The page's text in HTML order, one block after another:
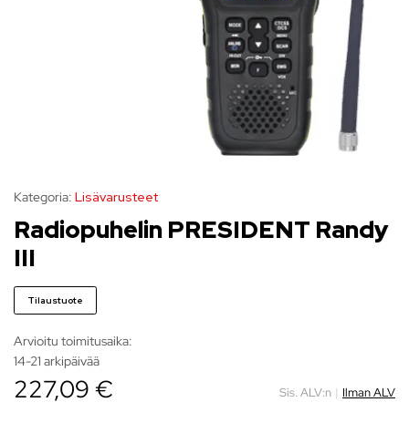
Kategoria: Lisävarusteet
Radiopuhelin PRESIDENT Randy
III
Tilaustuote
Arvioitu toimitusaika:
14-21 arkipäivää
227,09 € Sis. ALV:n | Ilman ALV